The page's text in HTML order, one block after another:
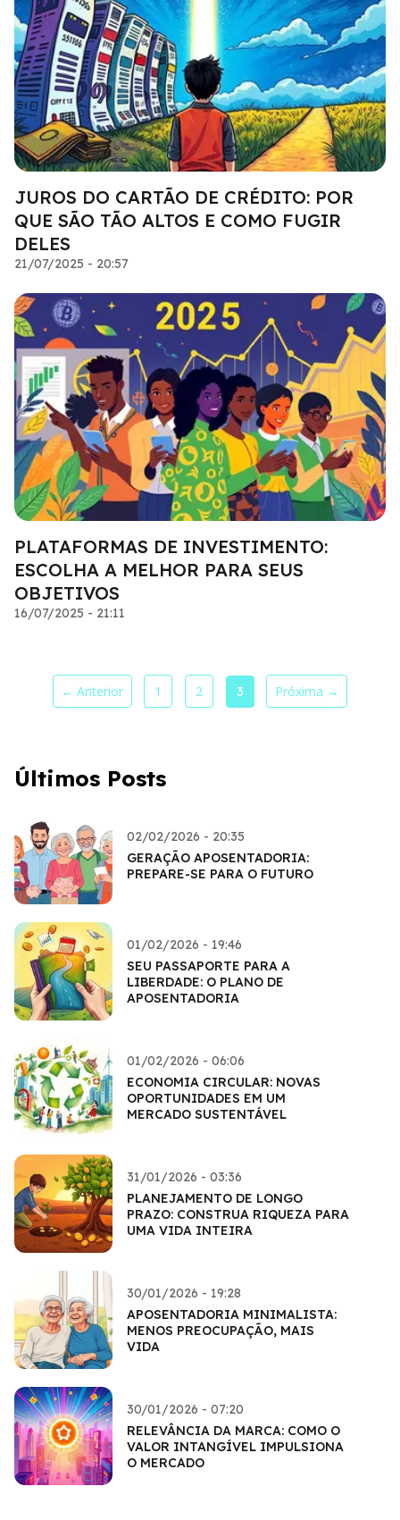
JUROS DO CARTÃO DE CRÉDITO: POR
QUE SÃO TÃO ALTOS E COMO FUGIR
DELES
21/07/2025 - 20:57
PLATAFORMAS DE INVESTIMENTO:
ESCOLHA A MELHOR PARA SEUS
OBJETIVOS
16/07/2025 - 21:11
← Anterior 1 2 3 Próxima →
Últimos Posts
02/02/2026 - 20:35
GERAÇÃO APOSENTADORIA:
PREPARE-SE PARA O FUTURO
01/02/2026 - 19:46
SEU PASSAPORTE PARA A
LIBERDADE: O PLANO DE
APOSENTADORIA
01/02/2026 - 06:06
ECONOMIA CIRCULAR: NOVAS
OPORTUNIDADES EM UM
MERCADO SUSTENTÁVEL
31/01/2026 - 03:36
PLANEJAMENTO DE LONGO
PRAZO: CONSTRUA RIQUEZA PARA
UMA VIDA INTEIRA
30/01/2026 - 19:28
APOSENTADORIA MINIMALISTA:
MENOS PREOCUPAÇÃO, MAIS
VIDA
30/01/2026 - 07:20
RELEVÂNCIA DA MARCA: COMO O
VALOR INTANGÍVEL IMPULSIONA
O MERCADO